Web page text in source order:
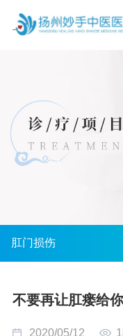
肛门损伤
不要再让肛瘘给
2020/05/12